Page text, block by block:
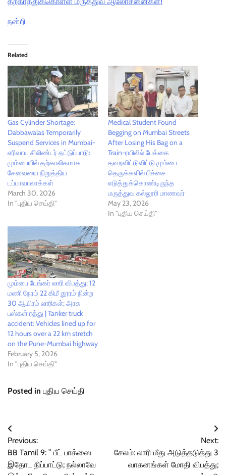
நன்றி
Related
Gas Cylinder Shortage:
Dabbawalas Temporarily
Suspend Services in Mumbai-
எரிவாயு சிலிண்டர் தட்டுப்பாடு:
மும்பையில் தற்காலிகமாக
சேவையை நிறுத்திய
டப்பாவாலாக்கள்
March 30, 2026
In "புதிய செய்தி"
Medical Student Found
Begging on Mumbai Streets
After Losing His Bag on a
Train-ரயிலில் பேக்கை
தவறவிட்டுவிட்டு மும்பை
தெருக்களில் பிச்சை
எடுத்துக்கொண்டிருந்த
மருத்துவ கல்லூரி மாணவர்
May 23, 2026
In "புதிய செய்தி"
மும்பை டேங்கர் லாரி விபத்து; 12
மணி நேரம் 22 கிமீ தூரம் நின்ற
30 ஆயிரம் லாரிகள்; அரசு
பஸ்கள் ரத்து | Tanker truck
accident: Vehicles lined up for
12 hours over a 22 km stretch
on the Pune-Mumbai highway
February 5, 2026
In "புதிய செய்தி"
Posted in புதிய செய்தி
Post
navigation
Previous:
BB Tamil 9: ” பீட் பாக்ஸை
இதோட நிப்பாட்டு; நல்லாவே
Next:
சேலம்: லாரி மீது அடுத்தடுத்து 3
வாகனங்கள் மோதி விபத்து;